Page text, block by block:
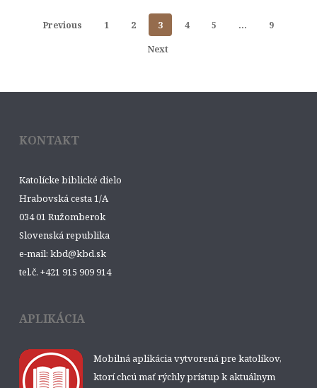
Previous 1 2 3 4 5 …
9
Next
KONTAKT
Katolícke biblické dielo
Hrabovská cesta 1/A
034 01 Ružomberok
Slovenská republika
e-mail: kbd@kbd.sk
tel.č. +421 915 909 914
APLIKÁCIA
Mobilná aplikácia vytvorená pre katolíkov,
ktorí chcú mať rýchly prístup k aktuálnym